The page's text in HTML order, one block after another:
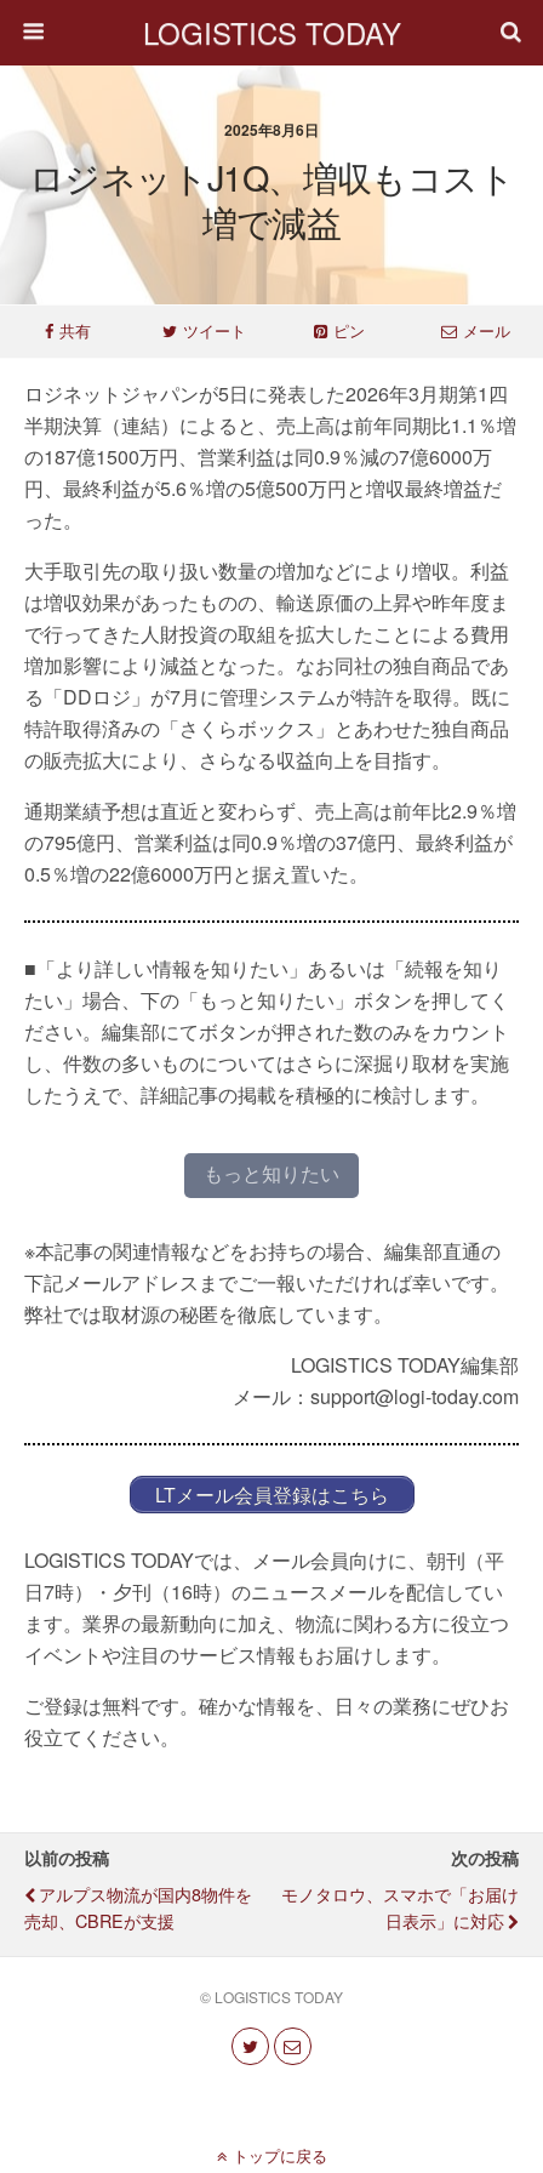
LOGISTICS TODAY
2025年8月6日
ロジネットJ1Q、増収もコスト
増で減益
共有 ツイート ピン メール
ロジネットジャパンが5日に発表した2026年3月期第1四
半期決算（連結）によると、売上高は前年同期比1.1％増
の187億1500万円、営業利益は同0.9％減の7億6000万
円、最終利益が5.6％増の5億500万円と増収最終増益だ
った。
大手取引先の取り扱い数量の増加などにより増収。利益
は増収効果があったものの、輸送原価の上昇や昨年度ま
で行ってきた人財投資の取組を拡大したことによる費用
増加影響により減益となった。なお同社の独自商品であ
る「DDロジ」が7月に管理システムが特許を取得。既に
特許取得済みの「さくらボックス」とあわせた独自商品
の販売拡大により、さらなる収益向上を目指す。
通期業績予想は直近と変わらず、売上高は前年比2.9％増
の795億円、営業利益は同0.9％増の37億円、最終利益が
0.5％増の22億6000万円と据え置いた。
■「より詳しい情報を知りたい」あるいは「続報を知り
たい」場合、下の「もっと知りたい」ボタンを押してく
ださい。編集部にてボタンが押された数のみをカウント
し、件数の多いものについてはさらに深掘り取材を実施
したうえで、詳細記事の掲載を積極的に検討します。
もっと知りたい
※本記事の関連情報などをお持ちの場合、編集部直通の
下記メールアドレスまでご一報いただければ幸いです。
弊社では取材源の秘匿を徹底しています。
LOGISTICS TODAY編集部
メール：support@logi-today.com
LTメール会員登録はこちら
LOGISTICS TODAYでは、メール会員向けに、朝刊（平
日7時）・夕刊（16時）のニュースメールを配信してい
ます。業界の最新動向に加え、物流に関わる方に役立つ
イベントや注目のサービス情報もお届けします。
ご登録は無料です。確かな情報を、日々の業務にぜひお
役立てください。
以前の投稿
アルプス物流が国内8物件を
売却、CBREが支援
次の投稿
モノタロウ、スマホで「お届け
日表示」に対応
© LOGISTICS TODAY
トップに戻る